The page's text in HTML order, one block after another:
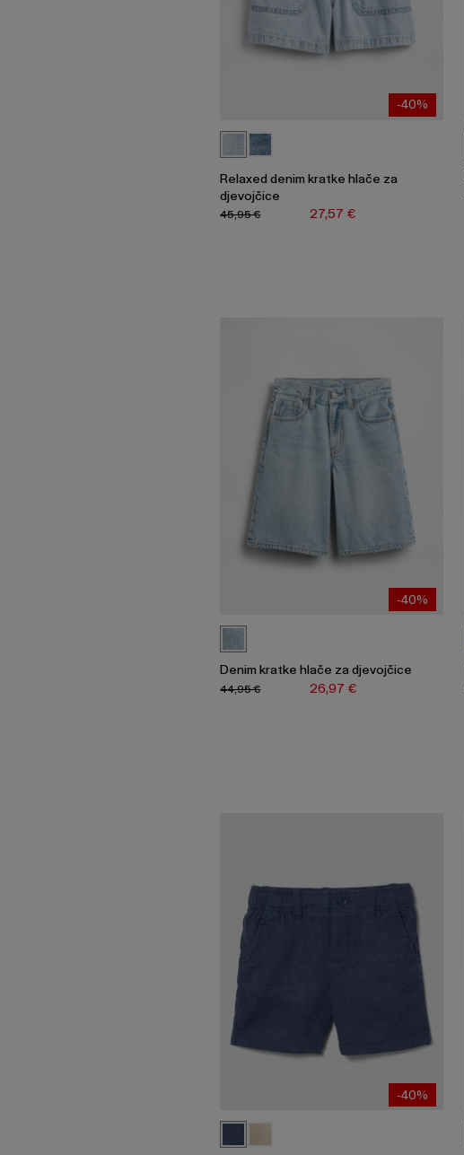
-40%
Relaxed denim kratke hlače za
djevojčice
27,57 €
45,95 €
-40%
Denim kratke hlače za djevojčice
26,97 €
44,95 €
-40%